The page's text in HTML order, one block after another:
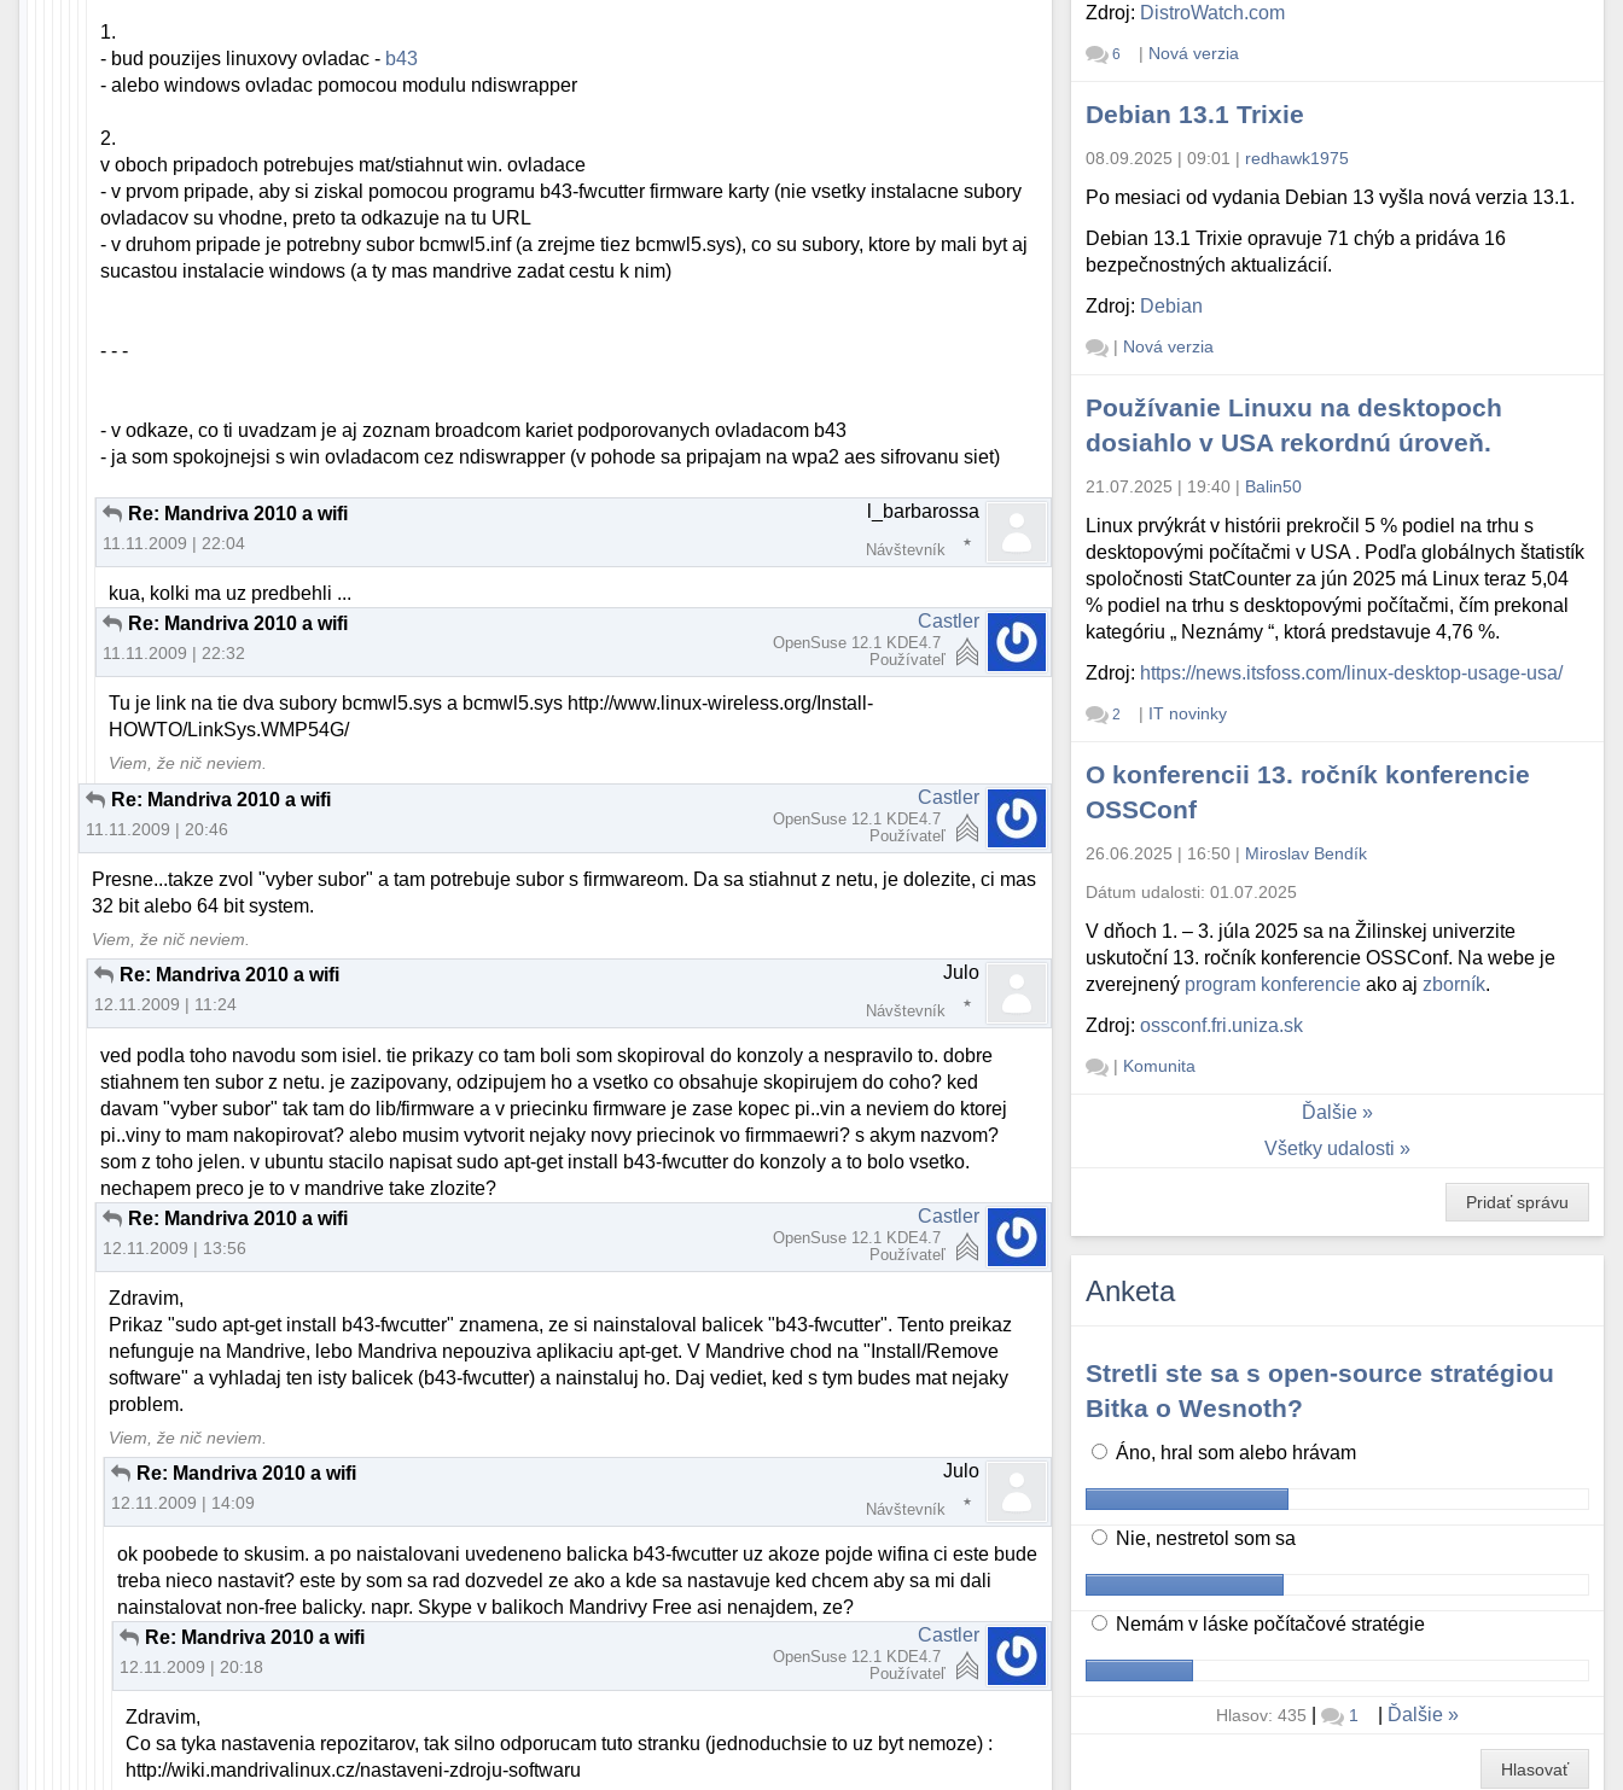
1.
- bud pouzijes linuxovy ovladac - b43
- alebo windows ovladac pomocou modulu ndiswrapper
2.
v oboch pripadoch potrebujes mat/stiahnut win. ovladace
- v prvom pripade, aby si ziskal pomocou programu b43-fwcutter firmware karty (nie vsetky instalacne subory
ovladacov su vhodne, preto ta odkazuje na tu URL
- v druhom pripade je potrebny subor bcmwl5.inf (a zrejme tiez bcmwl5.sys), co su subory, ktore by mali byt aj
sucastou instalacie windows (a ty mas mandrive zadat cestu k nim)
- - -
- v odkaze, co ti uvadzam je aj zoznam broadcom kariet podporovanych ovladacom b43
- ja som spokojnejsi s win ovladacom cez ndiswrapper (v pohode sa pripajam na wpa2 aes sifrovanu siet)
Re: Mandriva 2010 a wifi
11.11.2009 | 22:04
l_barbarossa
Návštevník
kua, kolki ma uz predbehli ...
Re: Mandriva 2010 a wifi
11.11.2009 | 22:32
Castler
OpenSuse 12.1 KDE4.7
Používateľ
Tu je link na tie dva subory bcmwl5.sys a bcmwl5.sys http://www.linux-wireless.org/Install-
HOWTO/LinkSys.WMP54G/
Viem, že nič neviem.
Re: Mandriva 2010 a wifi
11.11.2009 | 20:46
Castler
OpenSuse 12.1 KDE4.7
Používateľ
Presne...takze zvol "vyber subor" a tam potrebuje subor s firmwareom. Da sa stiahnut z netu, je dolezite, ci mas
32 bit alebo 64 bit system.
Viem, že nič neviem.
Re: Mandriva 2010 a wifi
12.11.2009 | 11:24
Julo
Návštevník
ved podla toho navodu som isiel. tie prikazy co tam boli som skopiroval do konzoly a nespravilo to. dobre
stiahnem ten subor z netu. je zazipovany, odzipujem ho a vsetko co obsahuje skopirujem do coho? ked
davam "vyber subor" tak tam do lib/firmware a v priecinku firmware je zase kopec pi..vin a neviem do ktorej
pi..viny to mam nakopirovat? alebo musim vytvorit nejaky novy priecinok vo firmmaewri? s akym nazvom?
som z toho jelen. v ubuntu stacilo napisat sudo apt-get install b43-fwcutter do konzoly a to bolo vsetko.
nechapem preco je to v mandrive take zlozite?
Re: Mandriva 2010 a wifi
12.11.2009 | 13:56
Castler
OpenSuse 12.1 KDE4.7
Používateľ
Zdravim,
Prikaz "sudo apt-get install b43-fwcutter" znamena, ze si nainstaloval balicek "b43-fwcutter". Tento preikaz
nefunguje na Mandrive, lebo Mandriva nepouziva aplikaciu apt-get. V Mandrive chod na "Install/Remove
software" a vyhladaj ten isty balicek (b43-fwcutter) a nainstaluj ho. Daj vediet, ked s tym budes mat nejaky
problem.
Viem, že nič neviem.
Re: Mandriva 2010 a wifi
12.11.2009 | 14:09
Julo
Návštevník
ok poobede to skusim. a po naistalovani uvedeneno balicka b43-fwcutter uz akoze pojde wifina ci este bude
treba nieco nastavit? este by som sa rad dozvedel ze ako a kde sa nastavuje ked chcem aby sa mi dali
nainstalovat non-free balicky. napr. Skype v balikoch Mandrivy Free asi nenajdem, ze?
Re: Mandriva 2010 a wifi
12.11.2009 | 20:18
Castler
OpenSuse 12.1 KDE4.7
Používateľ
Zdravim,
Co sa tyka nastavenia repozitarov, tak silno odporucam tuto stranku (jednoduchsie to uz byt nemoze) :
http://wiki.mandrivalinux.cz/nastaveni-zdroju-softwaru
Zdroj: DistroWatch.com
6 | Nová verzia
Debian 13.1 Trixie
08.09.2025 | 09:01 | redhawk1975
Po mesiaci od vydania Debian 13 vyšla nová verzia 13.1.
Debian 13.1 Trixie opravuje 71 chýb a pridáva 16
bezpečnostných aktualizácií.
Zdroj: Debian
| Nová verzia
Používanie Linuxu na desktopoch
dosiahlo v USA rekordnú úroveň.
21.07.2025 | 19:40 | Balin50
Linux prvýkrát v histórii prekročil 5 % podiel na trhu s
desktopovými počítačmi v USA . Podľa globálnych štatistík
spoločnosti StatCounter za jún 2025 má Linux teraz 5,04
% podiel na trhu s desktopovými počítačmi, čím prekonal
kategóriu „ Neznámy “, ktorá predstavuje 4,76 %.
Zdroj: https://news.itsfoss.com/linux-desktop-usage-usa/
2 | IT novinky
O konferencii 13. ročník konferencie
OSSConf
26.06.2025 | 16:50 | Miroslav Bendík
Dátum udalosti:01.07.2025
V dňoch 1. – 3. júla 2025 sa na Žilinskej univerzite
uskutoční 13. ročník konferencie OSSConf. Na webe je
zverejnený program konferencie ako aj zborník.
Zdroj:ossconf.fri.uniza.sk
| Komunita
Ďalšie
Všetky udalosti
Pridať správu
Anketa
Stretli ste sa s open-source stratégiou
Bitka o Wesnoth?
Áno, hral som alebo hrávam
Nie, nestretol som sa
Nemám v láske počítačové stratégie
Hlasov: 435 | 1 Ďalšie
Hlasovať